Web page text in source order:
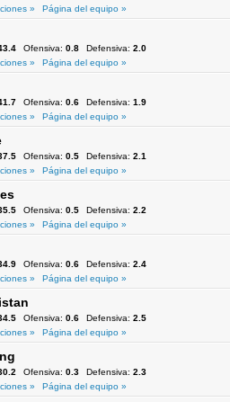
»
Página del equipo »
Ofensiva: 0.8 Defensiva: 2.0
»
Página del equipo »
Ofensiva: 0.6 Defensiva: 1.9
»
Página del equipo »
Ofensiva: 0.5 Defensiva: 2.1
»
Página del equipo »
Ofensiva: 0.5 Defensiva: 2.2
»
Página del equipo »
Ofensiva: 0.6 Defensiva: 2.4
»
Página del equipo »
Ofensiva: 0.6 Defensiva: 2.5
»
Página del equipo »
Ofensiva: 0.3 Defensiva: 2.3
»
Página del equipo »